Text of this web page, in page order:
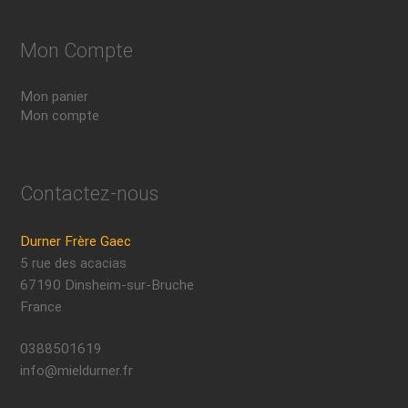
Mon Compte
Mon panier
Mon compte
Contactez-nous
Durner Frère Gaec
5 rue des acacias
67190 Dinsheim-sur-Bruche
France
0388501619
info@mieldurner.fr